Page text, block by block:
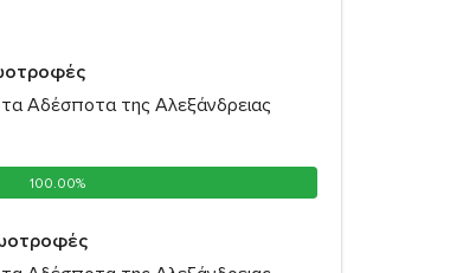
Αδέσποτα της Αλεξάνδρειας
100.00%
100.00%